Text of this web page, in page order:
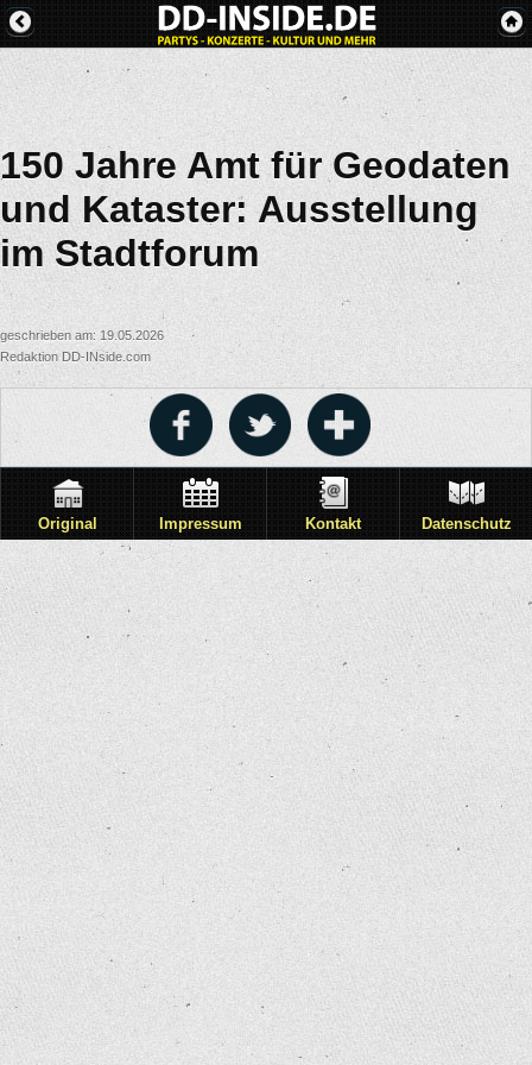
150 Jahre Amt für Geodaten
und Kataster: Ausstellung
im Stadtforum
geschrieben am: 19.05.2026
Redaktion DD-INside.com
Original Impressum Kontakt Datenschutz